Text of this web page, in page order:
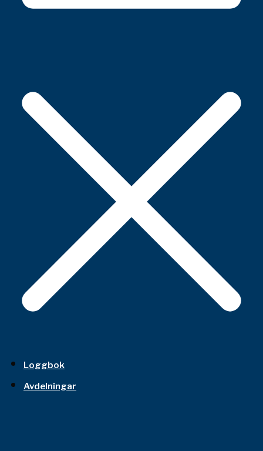
Loggbok
Avdelningar